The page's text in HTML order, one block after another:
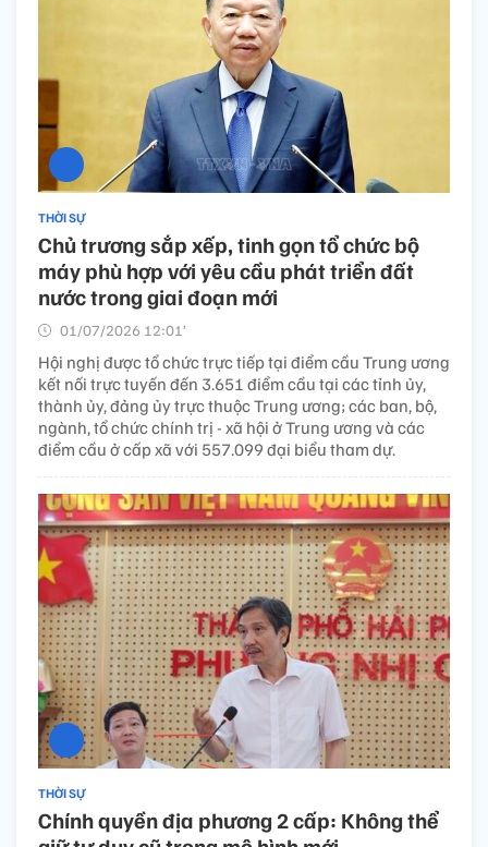
THỜI SỰ
Chủ trương sắp xếp, tinh gọn tổ chức bộ
máy phù hợp với yêu cầu phát triển đất
nước trong giai đoạn mới
01/07/2026 12:01’
Hội nghị được tổ chức trực tiếp tại điểm cầu Trung ương
kết nối trực tuyến đến 3.651 điểm cầu tại các tỉnh ủy,
thành ủy, đảng ủy trực thuộc Trung ương; các ban, bộ,
ngành, tổ chức chính trị - xã hội ở Trung ương và các
điểm cầu ở cấp xã với 557.099 đại biểu tham dự.
THỜI SỰ
Chính quyền địa phương 2 cấp: Không thể